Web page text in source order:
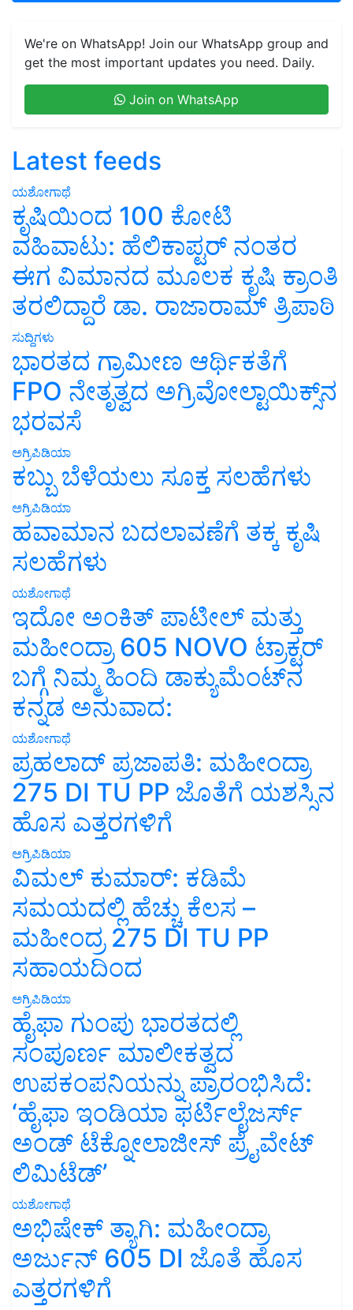
We're on WhatsApp! Join our WhatsApp group and
get the most important updates you need. Daily.
Join on WhatsApp
Latest feeds
ಯಶೋಗಾಥೆ
ಕೃಷಿಯಿಂದ 100 ಕೋಟಿ
ವಹಿವಾಟು: ಹೆಲಿಕಾಪ್ಟರ್ ನಂತರ
ಈಗ ವಿಮಾನದ ಮೂಲಕ ಕೃಷಿ ಕ್ರಾಂತಿ
ತರಲಿದ್ದಾರೆ ಡಾ. ರಾಜಾರಾಮ್ ತ್ರಿಪಾಠಿ
ಸುದ್ದಿಗಳು
ಭಾರತದ ಗ್ರಾಮೀಣ ಆರ್ಥಿಕತೆಗೆ
FPO ನೇತೃತ್ವದ ಅಗ್ರಿವೋಲ್ಟಾಯಿಕ್ಸ್‌ನ
ಭರವಸೆ
ಅಗ್ರಿಪಿಡಿಯಾ
ಕಬ್ಬು ಬೆಳೆಯಲು ಸೂಕ್ತ ಸಲಹೆಗಳು
ಅಗ್ರಿಪಿಡಿಯಾ
ಹವಾಮಾನ ಬದಲಾವಣೆಗೆ ತಕ್ಕ ಕೃಷಿ
ಸಲಹೆಗಳು
ಯಶೋಗಾಥೆ
ಇದೋ ಅಂಕಿತ್ ಪಾಟೀಲ್ ಮತ್ತು
ಮಹೀಂದ್ರಾ 605 NOVO ಟ್ರಾಕ್ಟರ್
ಬಗ್ಗೆ ನಿಮ್ಮ ಹಿಂದಿ ಡಾಕ್ಯುಮೆಂಟ್‌ನ
ಕನ್ನಡ ಅನುವಾದ:
ಯಶೋಗಾಥೆ
ಪ್ರಹಲಾದ್ ಪ್ರಜಾಪತಿ: ಮಹೀಂದ್ರಾ
275 DI TU PP ಜೊತೆಗೆ ಯಶಸ್ಸಿನ
ಹೊಸ ಎತ್ತರಗಳಿಗೆ
ಅಗ್ರಿಪಿಡಿಯಾ
ವಿಮಲ್ ಕುಮಾರ್: ಕಡಿಮೆ
ಸಮಯದಲ್ಲಿ ಹೆಚ್ಚು ಕೆಲಸ –
ಮಹೀಂದ್ರ 275 DI TU PP
ಸಹಾಯದಿಂದ
ಅಗ್ರಿಪಿಡಿಯಾ
ಹೈಫಾ ಗುಂಪು ಭಾರತದಲ್ಲಿ
ಸಂಪೂರ್ಣ ಮಾಲೀಕತ್ವದ
ಉಪಕಂಪನಿಯನ್ನು ಪ್ರಾರಂಭಿಸಿದೆ:
‘ಹೈಫಾ ಇಂಡಿಯಾ ಫರ್ಟಿಲೈಜರ್ಸ್
ಅಂಡ್ ಟೆಕ್ನೋಲಾಜೀಸ್ ಪ್ರೈವೇಟ್
ಲಿಮಿಟೆಡ್’
ಯಶೋಗಾಥೆ
ಅಭಿಷೇಕ್ ತ್ಯಾಗಿ: ಮಹೀಂದ್ರಾ
ಅರ್ಜುನ್ 605 DI ಜೊತೆ ಹೊಸ
ಎತ್ತರಗಳಿಗೆ